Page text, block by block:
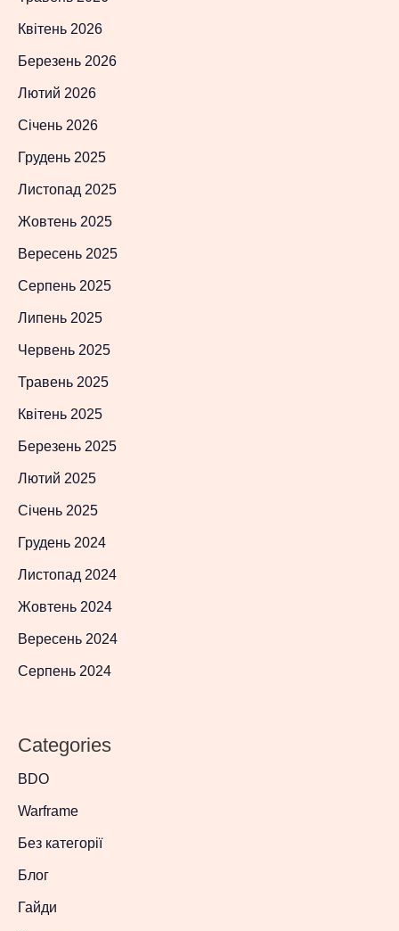
Квітень 2026
Березень 2026
Лютий 2026
Січень 2026
Грудень 2025
Листопад 2025
Жовтень 2025
Вересень 2025
Серпень 2025
Липень 2025
Червень 2025
Травень 2025
Квітень 2025
Березень 2025
Лютий 2025
Січень 2025
Грудень 2024
Листопад 2024
Жовтень 2024
Вересень 2024
Серпень 2024
Categories
BDO
Warframe
Без категорії
Блог
Гайди